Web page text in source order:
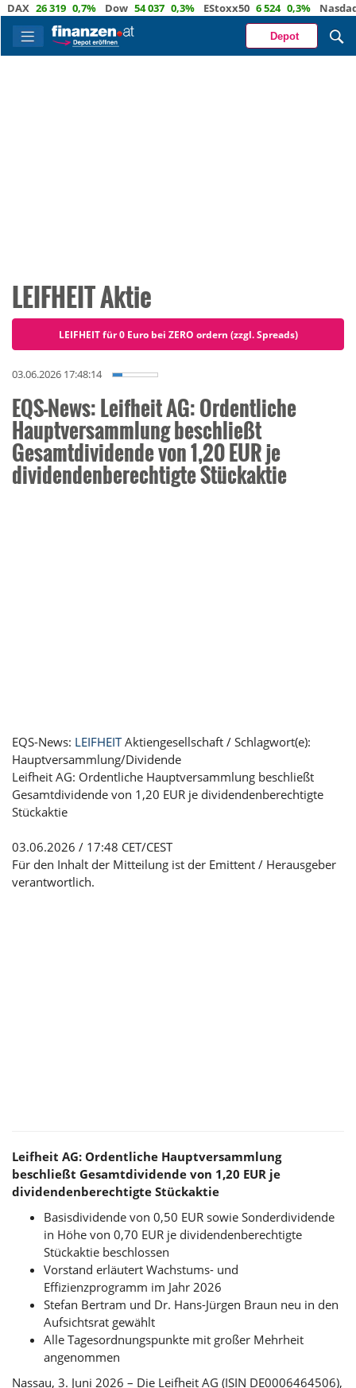
0,7% Dow 54 037 0,3% EStoxx50 6 524 0,3% Nasdaq 29 722
Depot
LEIFHEIT Aktie
LEIFHEIT für 0 Euro bei ZERO ordern (zzgl. Spreads)
03.06.2026 17:48:14
EQS-News: Leifheit AG: Ordentliche
Hauptversammlung beschließt
Gesamtdividende von 1,20 EUR je
dividendenberechtigte Stückaktie
EQS-News: LEIFHEITAktiengesellschaft / Schlagwort(e):
Hauptversammlung/Dividende
Leifheit AG: Ordentliche Hauptversammlung beschließt
Gesamtdividende von 1,20 EUR je dividendenberechtigte
Stückaktie
03.06.2026 / 17:48 CET/CEST
Für den Inhalt der Mitteilung ist der Emittent / Herausgeber
verantwortlich.
Leifheit AG: Ordentliche Hauptversammlung
beschließt Gesamtdividende von 1,20 EUR je
dividendenberechtigte Stückaktie
Basisdividende von 0,50 EUR sowie Sonderdividende
in Höhe von 0,70 EUR je dividendenberechtigte
Stückaktie beschlossen
Vorstand erläutert Wachstums- und
Effizienzprogramm im Jahr 2026
Stefan Bertram und Dr. Hans-Jürgen Braun neu in den
Aufsichtsrat gewählt
Alle Tagesordnungspunkte mit großer Mehrheit
angenommen
Nassau, 3. Juni 2026 – Die Leifheit AG (ISIN DE0006464506),